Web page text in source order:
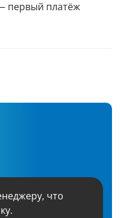
первый платёж
что